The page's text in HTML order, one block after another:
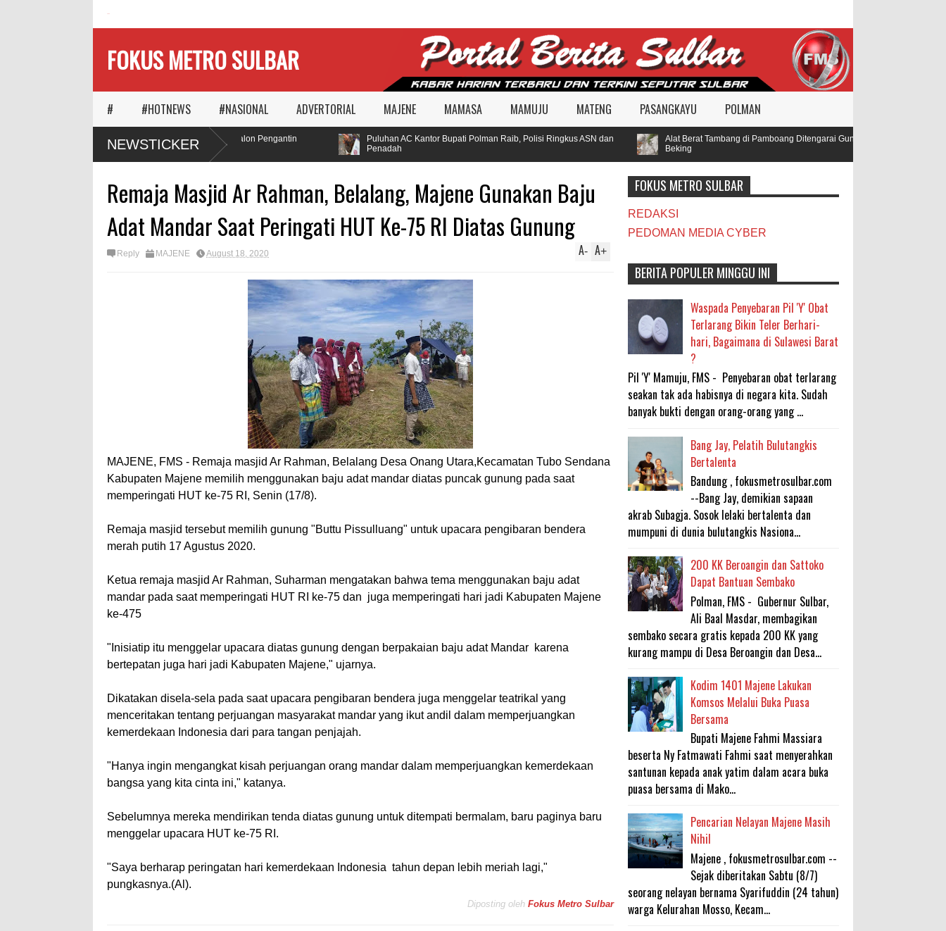
FOKUS METRO SULBAR
# #HOTNEWS #NASIONAL ADVERTORIAL MAJENE MAMASA MAMUJU MATENG PASANGKAYU POLMAN
NEWSTICKERMAPIA Ajak Calon Pengantin
Tanam Pohon
Puluhan AC Kantor Bupati Polman Raib, Polisi Ringkus ASN dan
Penadah
Alat Berat Tambang di Pamboang Ditengarai Gunakan BBM Subsidi,
Beking
Remaja Masjid Ar Rahman, Belalang, Majene Gunakan Baju
Adat Mandar Saat Peringati HUT Ke-75 RI Diatas Gunung
Reply MAJENE August 18, 2020 A+
A-
MAJENE, FMS - Remaja masjid Ar Rahman, Belalang Desa Onang Utara,Kecamatan Tubo Sendana
Kabupaten Majene memilih menggunakan baju adat mandar diatas puncak gunung pada saat
memperingati HUT ke-75 RI, Senin (17/8).
Remaja masjid tersebut memilih gunung "Buttu Pissulluang" untuk upacara pengibaran bendera
merah putih 17 Agustus 2020.
Ketua remaja masjid Ar Rahman, Suharman mengatakan bahwa tema menggunakan baju adat
mandar pada saat memperingati HUT RI ke-75 dan juga memperingati hari jadi Kabupaten Majene
ke-475
"Inisiatip itu menggelar upacara diatas gunung dengan berpakaian baju adat Mandar karena
bertepatan juga hari jadi Kabupaten Majene," ujarnya.
Dikatakan disela-sela pada saat upacara pengibaran bendera juga menggelar teatrikal yang
menceritakan tentang perjuangan masyarakat mandar yang ikut andil dalam memperjuangkan
kemerdekaan Indonesia dari para tangan penjajah.
"Hanya ingin mengangkat kisah perjuangan orang mandar dalam memperjuangkan kemerdekaan
bangsa yang kita cinta ini," katanya.
Sebelumnya mereka mendirikan tenda diatas gunung untuk ditempati bermalam, baru paginya baru
menggelar upacara HUT ke-75 RI.
"Saya berharap peringatan hari kemerdekaan Indonesia tahun depan lebih meriah lagi,"
pungkasnya.(Al).
Diposting oleh Fokus Metro Sulbar
FOKUS METRO SULBAR
REDAKSI
PEDOMAN MEDIA CYBER
BERITA POPULER MINGGU INI
Waspada Penyebaran Pil 'Y' Obat
Terlarang Bikin Teler Berhari-
hari, Bagaimana di Sulawesi Barat
?
Pil 'Y' Mamuju, FMS - Penyebaran obat terlarang
seakan tak ada habisnya di negara kita. Sudah
banyak bukti dengan orang-orang yang ...
Bang Jay, Pelatih Bulutangkis
Bertalenta
Bandung , fokusmetrosulbar.com
--Bang Jay, demikian sapaan
akrab Subagja. Sosok lelaki bertalenta dan
mumpuni di dunia bulutangkis Nasiona...
200 KK Beroangin dan Sattoko
Dapat Bantuan Sembako
Polman, FMS - Gubernur Sulbar,
Ali Baal Masdar, membagikan
sembako secara gratis kepada 200 KK yang
kurang mampu di Desa Beroangin dan Desa...
Kodim 1401 Majene Lakukan
Komsos Melalui Buka Puasa
Bersama
Bupati Majene Fahmi Massiara
beserta Ny Fatmawati Fahmi saat menyerahkan
santunan kepada anak yatim dalam acara buka
puasa bersama di Mako...
Pencarian Nelayan Majene Masih
Nihil
Majene , fokusmetrosulbar.com --
Sejak diberitakan Sabtu (8/7)
seorang nelayan bernama Syarifuddin (24 tahun)
warga Kelurahan Mosso, Kecam...